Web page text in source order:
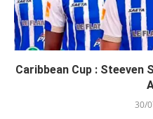
Caribbean Cup : Steeven
30/